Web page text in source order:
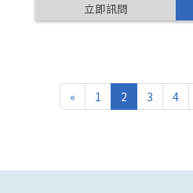
立即訊問
« 1 2 3 4